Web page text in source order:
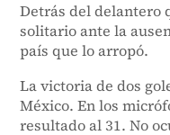
Detrás del delantero
solitario ante la
país que lo arropó.
La victoria de dos
México. En los
resultado al 31. No